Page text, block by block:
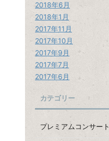
2018年6月
2018年1月
2017年11月
2017年10月
2017年9月
2017年7月
2017年6月
カテゴリー
プレミアムコンサート